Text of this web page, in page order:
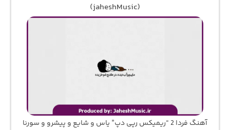
(jaheshMusic)
آهنگ فردا 2 “ریمیکس رپی دپ” یاس و شایع و پیشرو و سورنا